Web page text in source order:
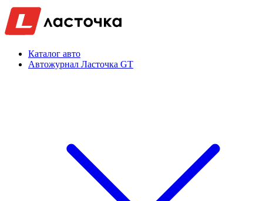
Каталог авто
Автожурнал Ласточка GT